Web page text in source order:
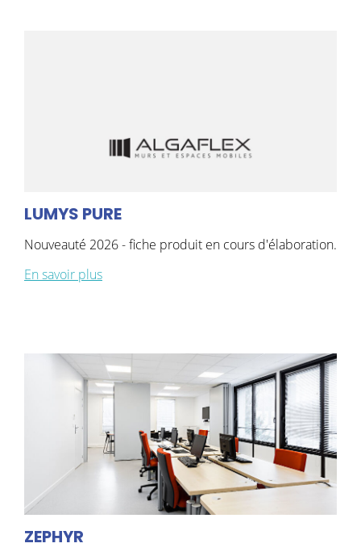
LUMYS PURE
Nouveauté 2026 - fiche produit en cours d'élaboration.
En savoir plus
ZEPHYR